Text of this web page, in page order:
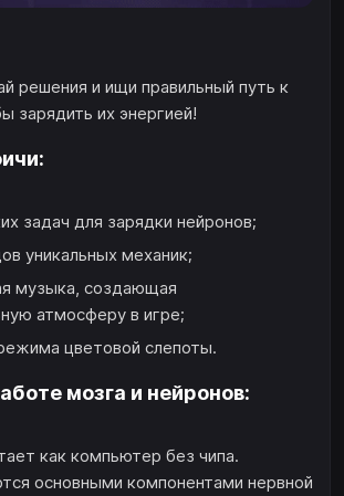
решения и ищи правильный путь к
зарядить их энергией!
задач для зарядки нейронов;
уникальных механик;
музыка, создающая
атмосферу в игре;
цветовой слепоты.
мозга и нейронов:
как компьютер без чипа.
основными компонентами нервной